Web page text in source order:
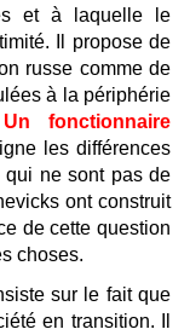
et à laquelle le
Il propose de
russe comme de
à la périphérie
Un fonctionnaire
les différences
qui ne sont pas de
ont construit
de cette question
choses.
sur le fait que
en transition. Il